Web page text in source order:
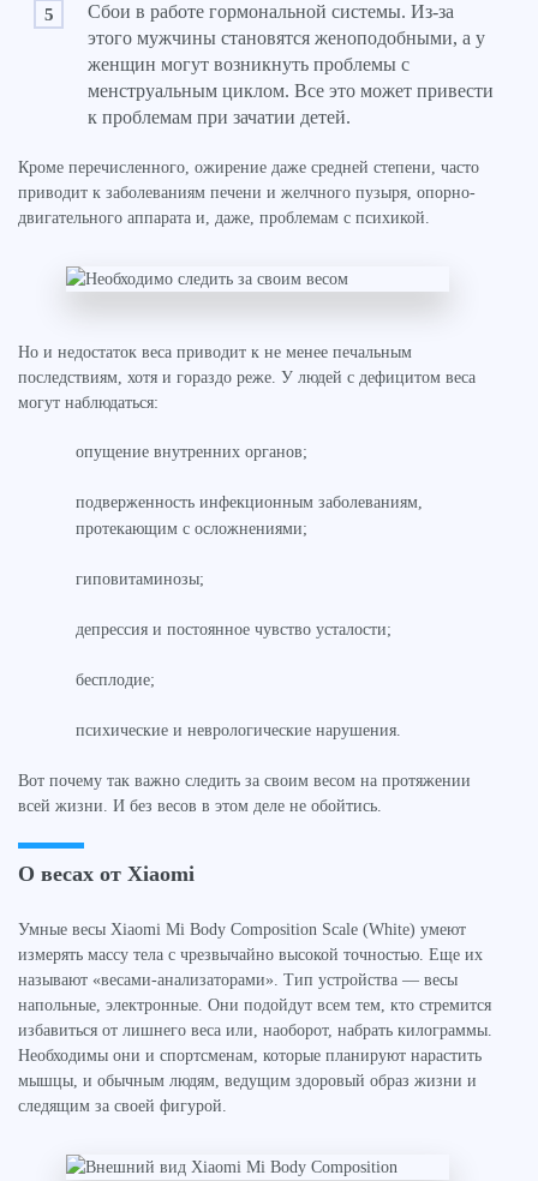
Сбои в работе гормональной системы. Из-за
этого мужчины становятся женоподобными, а у
женщин могут возникнуть проблемы с
менструальным циклом. Все это может привести
к проблемам при зачатии детей.
Кроме перечисленного, ожирение даже средней степени, часто
приводит к заболеваниям печени и желчного пузыря, опорно-
двигательного аппарата и, даже, проблемам с психикой.
Но и недостаток веса приводит к не менее печальным
последствиям, хотя и гораздо реже. У людей с дефицитом веса
могут наблюдаться:
опущение внутренних органов;
подверженность инфекционным заболеваниям,
протекающим с осложнениями;
гиповитаминозы;
депрессия и постоянное чувство усталости;
бесплодие;
психические и неврологические нарушения.
Вот почему так важно следить за своим весом на протяжении
всей жизни. И без весов в этом деле не обойтись.
О весах от Xiaomi
Умные весы Xiaomi Mi Body Composition Scale (White) умеют
измерять массу тела с чрезвычайно высокой точностью. Еще их
называют «весами-анализаторами». Тип устройства — весы
напольные, электронные. Они подойдут всем тем, кто стремится
избавиться от лишнего веса или, наоборот, набрать килограммы.
Необходимы они и спортсменам, которые планируют нарастить
мышцы, и обычным людям, ведущим здоровый образ жизни и
следящим за своей фигурой.